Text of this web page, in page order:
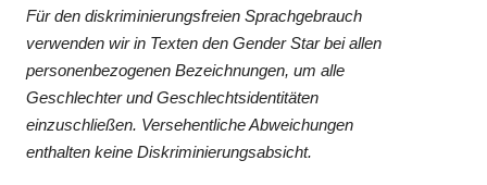
Für den diskriminierungsfreien Sprachgebrauch
verwenden wir in Texten den Gender Star bei allen
personenbezogenen Bezeichnungen, um alle
Geschlechter und Geschlechtsidentitäten
einzuschließen. Versehentliche Abweichungen
enthalten keine Diskriminierungsabsicht.